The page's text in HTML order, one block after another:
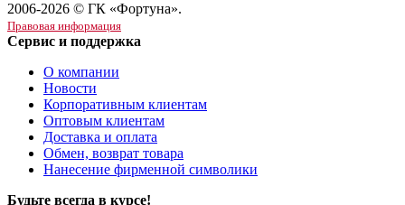
2006-2026 © ГК «Фортуна».
Правовая информация
Сервис и поддержка
О компании
Новости
Корпоративным клиентам
Оптовым клиентам
Доставка и оплата
Обмен, возврат товара
Нанесение фирменной символики
Будьте всегда в курсе!